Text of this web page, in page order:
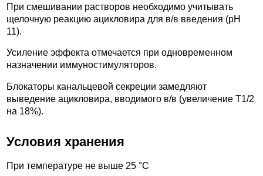
При смешивании растворов необходимо учитывать
щелочную реакцию ацикловира для в/в введения (pH
11).
Усиление эффекта отмечается при одновременном
назначении иммуностимуляторов.
Блокаторы канальцевой секреции замедляют
выведение ацикловира, вводимого в/в (увеличение T1/2
на 18%).
Условия хранения
При температуре не выше 25 °С